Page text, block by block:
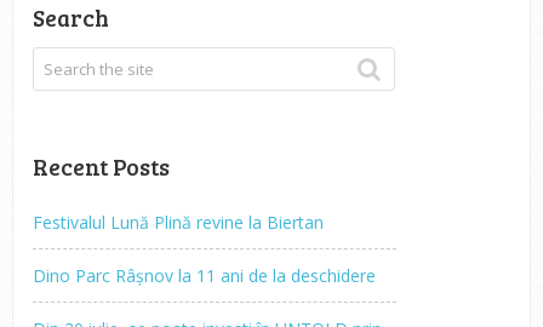
Search
Recent Posts
Festivalul Lună Plină revine la Biertan
Dino Parc Râșnov la 11 ani de la deschidere